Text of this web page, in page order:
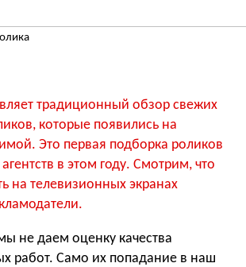
традиционный обзор свежих
которые появились на
Это первая подборка роликов
в этом году. Смотрим, что
на телевизионных экранах
не даем оценку качества
работ. Само их попадание в наш